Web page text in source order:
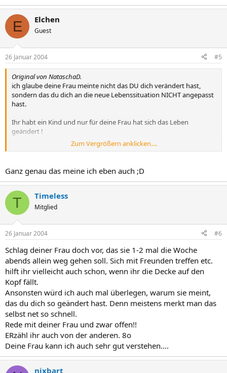
E Elchen
Guest
26 Januar 2004 #5
Original von NataschaD.
ich glaube deine Frau meinte nicht das DU dich verändert hast,
sondern das du dich an die neue Lebenssituation NICHT angepasst
hast.
Ihr habt ein Kind und nur für deine Frau hat sich das Leben
geändert !
sich alleingelassen fühlen.
Zum Vergrößern anklicken....
Ganz genau das meine ich eben auch ;D
T Timeless
Mitglied
26 Januar 2004 #6
Schlag deiner Frau doch vor, das sie 1-2 mal die Woche
abends allein weg gehen soll. Sich mit Freunden treffen etc.
hilft ihr vielleicht auch schon, wenn ihr die Decke auf den
Kopf fällt.
Ansonsten würd ich auch mal überlegen, warum sie meint,
das du dich so geändert hast. Denn meistens merkt man das
selbst net so schnell.
Rede mit deiner Frau und zwar offen!!
ERzähl ihr auch von der anderen. 8o
Deine Frau kann ich auch sehr gut verstehen....
nixbart